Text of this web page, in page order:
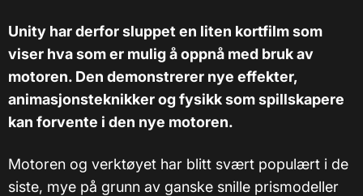
Unity har derfor sluppet en liten kortfilm som
viser hva som er mulig å oppnå med bruk av
motoren. Den demonstrerer nye effekter,
animasjonsteknikker og fysikk som spillskapere
kan forvente i den nye motoren.
Motoren og verktøyet har blitt svært populært i de
siste, mye på grunn av ganske snille prismodeller